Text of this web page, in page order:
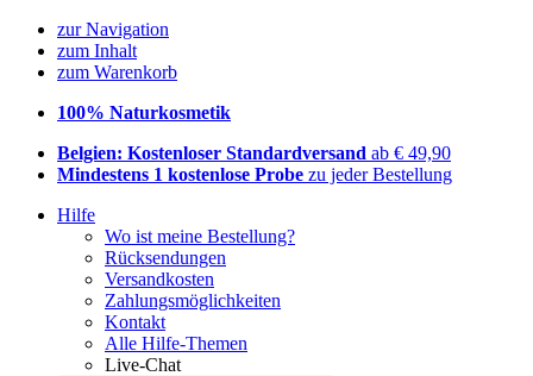
zur Navigation
zum Inhalt
zum Warenkorb
100% Naturkosmetik
Belgien: Kostenloser Standardversand ab € 49,90
Mindestens 1 kostenlose Probe zu jeder Bestellung
Hilfe
Wo ist meine Bestellung?
Rücksendungen
Versandkosten
Zahlungsmöglichkeiten
Kontakt
Alle Hilfe-Themen
Live-Chat